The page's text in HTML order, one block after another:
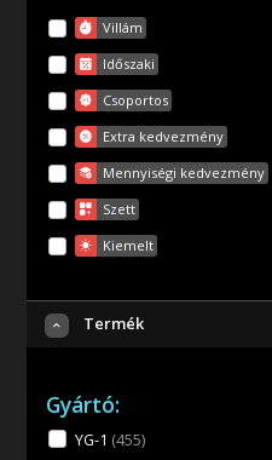
Villám
Időszaki
Csoportos
Extra kedvezmény
Mennyiségi kedvezmény
Szett
Kiemelt
Termék
Gyártó:
YG-1 (455)